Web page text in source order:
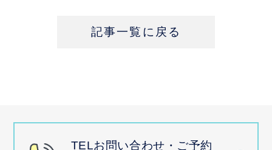
記事一覧に戻る
TELお問い合わせ・ご予約